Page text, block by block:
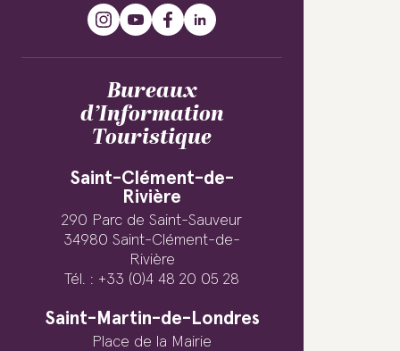
Bureaux
d’Information
Touristique
Saint-Clément-de-
Rivière
290 Parc de Saint-Sauveur
34980 Saint-Clément-de-
Rivière
Tél. : +33 (0)4 48 20 05 28
Saint-Martin-de-Londres
Place de la Mairie